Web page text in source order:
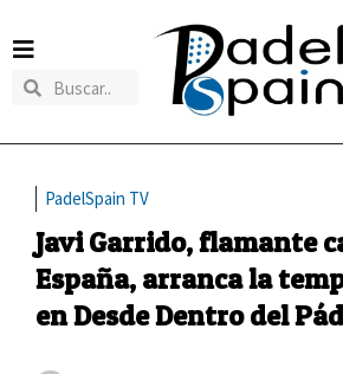
PadelSpain TV
Javi Garrido, flamante
España, arranca la
en Desde Dentro del